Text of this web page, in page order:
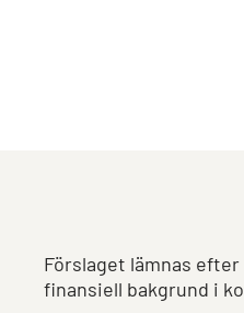
Förslaget lämnas
finansiell bakgrund i